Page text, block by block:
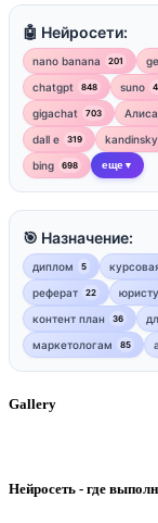
🤖 Нейросети:
nano banana 201
chatgpt 848 suno
gigachat 703 Алиса
dall e 319 kandinsky
bing 698 еще ▼
🎯 Назначение:
диплом 5
реферат 22 юристу
контент план 36
маркетологам 85
Gallery
Нейросеть - где